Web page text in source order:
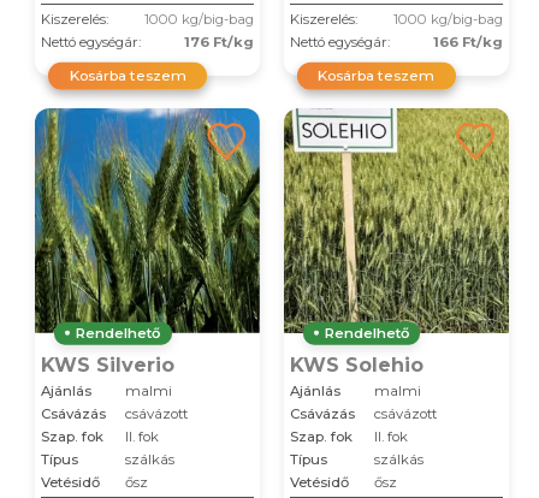
Kiszerelés:
1000 kg/big-bag
Nettó egységár:
176 Ft/kg
Kosárba teszem
Kiszerelés:
1000 kg/big-bag
Nettó egységár:
166 Ft/kg
Kosárba teszem
Rendelhető
KWS Silverio
Ajánlás
malmi
Csávázás
csávázott
Szap. fok
II. fok
Típus
szálkás
Vetésidő
ősz
Rendelhető
KWS Solehio
Ajánlás
malmi
Csávázás
csávázott
Szap. fok
II. fok
Típus
szálkás
Vetésidő
ősz